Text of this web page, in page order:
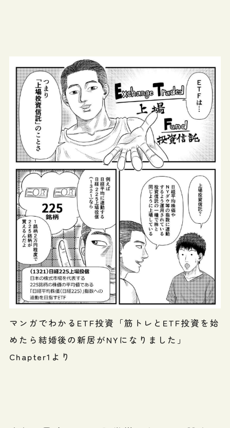
マンガでわかるETF投資「筋トレとETF投資を始
めたら結婚後の新居がNYになりました」
Chapter1より